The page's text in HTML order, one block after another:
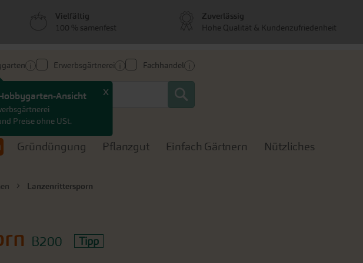
Ansicht
Preise ohne USt.
x
Erwerbsgärtnerei Fachhandel
Search
Gründüngung Pflanzgut Einfach Gärtnern Nützliches
Lanzenrittersporn
B200 Tipp
Vielfältig
100 % samenfest
Zuverlässig
Hohe Qualität & Kundenzufriedenheit